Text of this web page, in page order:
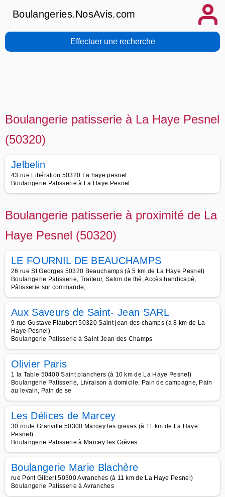
Boulangeries.NosAvis.com
Effectuer une recherche
Boulangerie patisserie à La Haye Pesnel
(50320)
Jelbelin
43 rue Libération 50320 La haye pesnel
Boulangerie Patisserie à La Haye Pesnel
Boulangerie patisserie à proximité de La
Haye Pesnel (50320)
LE FOURNIL DE BEAUCHAMPS
26 rue St Georges 50320 Beauchamps (à 5 km de La Haye Pesnel)
Boulangerie Patisserie, Traiteur, Salon de thé, Accès handicapé,
Pâtisserie sur commande,
Aux Saveurs de Saint- Jean SARL
9 rue Gustave Flaubert 50320 Saint jean des champs (à 8 km de La
Haye Pesnel)
Boulangerie Patisserie à Saint Jean des Champs
Olivier Paris
1 la Table 50400 Saint planchers (à 10 km de La Haye Pesnel)
Boulangerie Patisserie, Livraison à domicile, Pain de campagne, Pain
au levain, Pain de se
Les Délices de Marcey
30 route Granville 50300 Marcey les greves (à 11 km de La Haye
Pesnel)
Boulangerie Patisserie à Marcey les Grèves
Boulangerie Marie Blachère
rue Pont Gilbert 50300 Avranches (à 11 km de La Haye Pesnel)
Boulangerie Patisserie à Avranches